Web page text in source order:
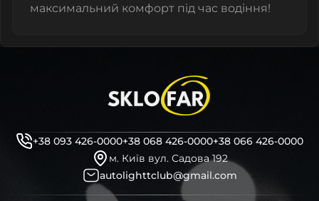
максимальний комфорт під час водіння!
+38 093 426-0000+38 068 426-0000+38 066 426-0000
м. Київ вул. Садова 192
autolighttclub@gmail.com